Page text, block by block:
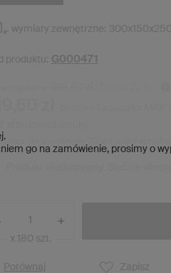
go na zamówienie, prosimy o
wymiary zewnętrzne:
produktu: G000471
cena w okresie 30 dni przed obniżką:
+
x 180 szt.
Porównaj Zapisz